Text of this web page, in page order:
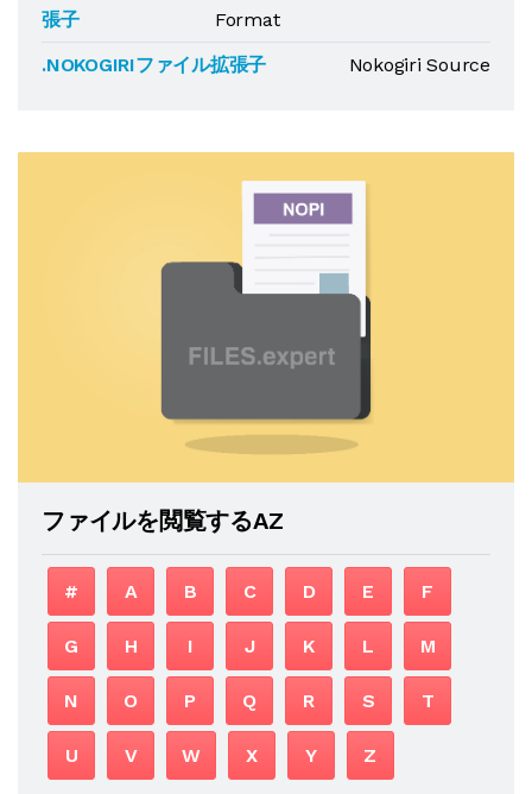
張子
Format
.NOKOGIRIファイル拡張子
Nokogiri Source
ファイルを閲覧するAZ
# A B C D E F
G H I J K L M
N O P Q R S T
U V W X Y Z